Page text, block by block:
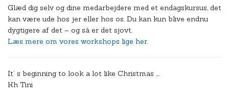
Glæd dig selv og dine medarbejdere med et endagskursus, det
kan være ude hos jer eller hos os. Du kan kun blive endnu
dygtigere af det – og så er det sjovt.
Læs mere om vores workshops lige her.
It’ s beginning to look a lot like Christmas ….
Kh Tini